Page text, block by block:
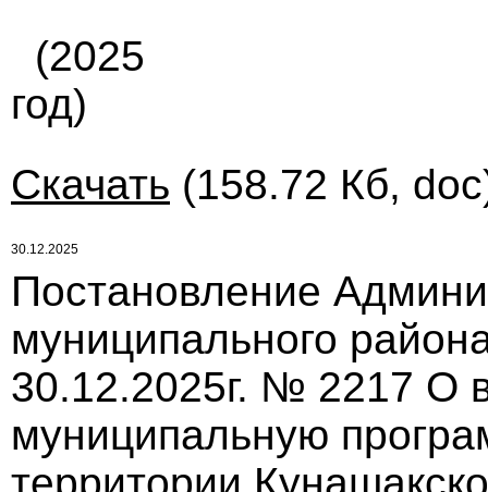
(2025
год)
Скачать (158.72 Кб,
30.12.2025
Постановление
муниципального
30.12.2025г. № 2217 О
муниципальную